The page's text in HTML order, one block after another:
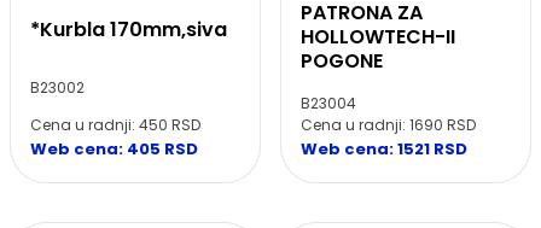
*Kurbla 170mm,siva
B23002
Cena u radnji: 450 RSD
Web cena: 405 RSD
PATRONA ZA
HOLLOWTECH-II
POGONE
B23004
Cena u radnji: 1690 RSD
Web cena: 1521 RSD